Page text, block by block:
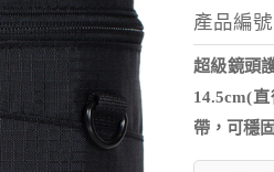
產品編
超級鏡頭
14.5cm(
帶，可穩